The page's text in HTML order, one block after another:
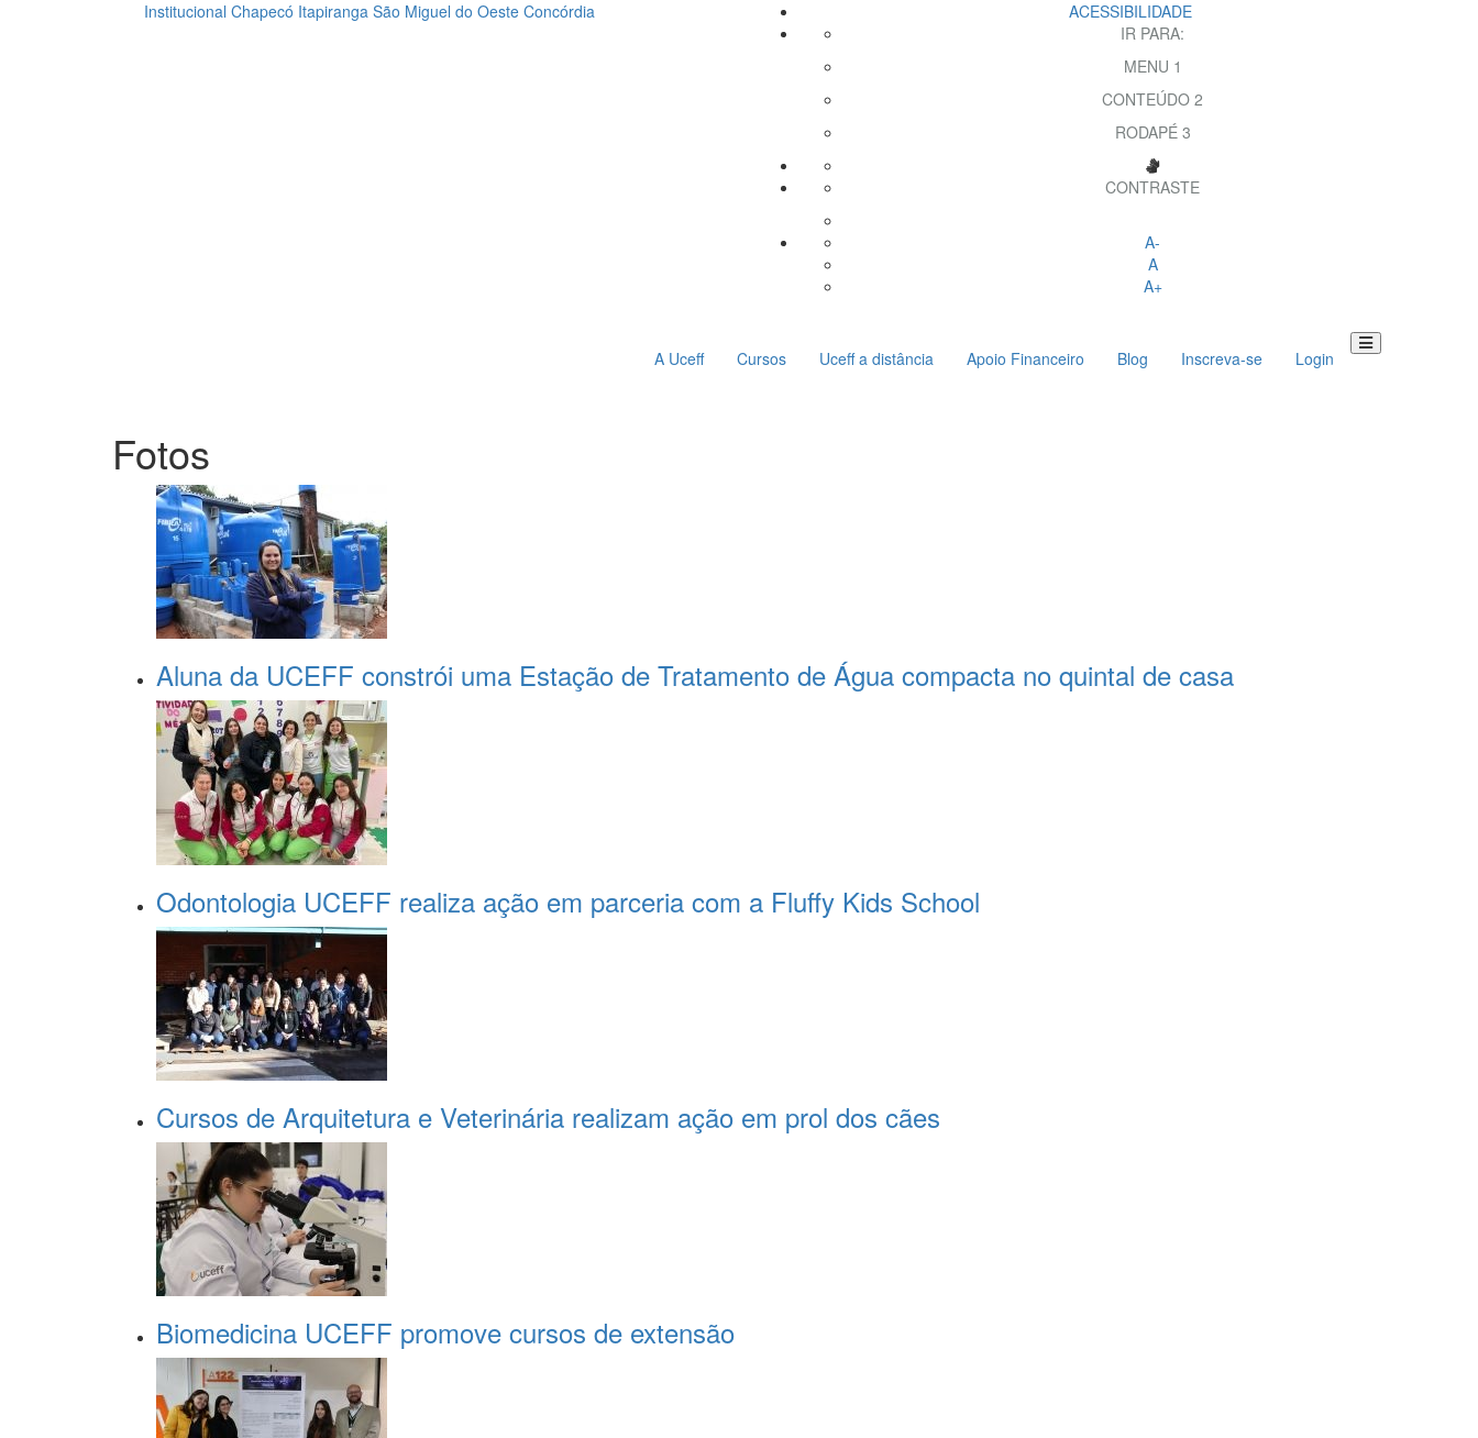
Institucional Chapecó Itapiranga São Miguel do Oeste Concórdia
ACESSIBILIDADE
IR PARA:
MENU 1
CONTEÚDO 2
RODAPÉ 3
CONTRASTE
A-
A
A+
A Uceff
Cursos Uceff a distância Apoio Financeiro Blog Inscreva-se Login
Toggle
Fotos
Aluna da UCEFF constrói uma Estação de Tratamento de Água compacta no quintal de casa
Odontologia UCEFF realiza ação em parceria com a Fluffy Kids School
Cursos de Arquitetura e Veterinária realizam ação em prol dos cães
Biomedicina UCEFF promove cursos de extensão